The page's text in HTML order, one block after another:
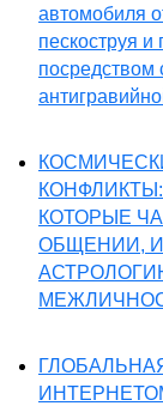
автомобиля
пескоструя
посредством
КОТОРЫЕ
ОБЩЕНИИ,